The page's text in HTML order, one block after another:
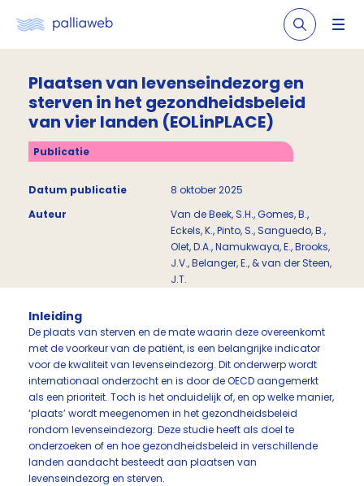
Plaatsen van levenseindezorg en
sterven in het gezondheidsbeleid
van vier landen (EOLinPLACE)
Publicatie
Datum publicatie
8 oktober 2025
Auteur
Van de Beek, S.H., Gomes, B.,
Eckels, K., Pinto, S., Sanguedo, B.,
Olet, D.A., Namukwaya, E., Brooks,
J.V., Belanger, E., & van der Steen,
J.T.
Inleiding
De plaats van sterven en de mate waarin deze overeenkomt
met de voorkeur van de patiënt, is een belangrijke indicator
voor de kwaliteit van levenseindezorg. Dit onderwerp wordt
internationaal onderzocht en is door de OECD aangemerkt
als een prioriteit. Toch is het onduidelijk of, en op welke manier,
‘plaats’ wordt meegenomen in het gezondheidsbeleid
rondom levenseindezorg. Deze studie heeft als doel te
onderzoeken of en hoe gezondheidsbeleid in verschillende
landen aandacht besteedt aan plaatsen van
levenseindezorg en sterven.